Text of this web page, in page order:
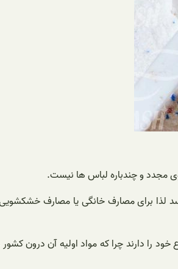
مجدد و چندباره لباس ها نیست.
برای مصارف خانگی یا مصارف خشکشویی
خرید از این نوع خود را دارند چرا که مواد اولیه